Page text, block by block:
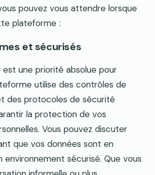
pouvez vous attendre lorsque
plateforme :
et sécurisés
une priorité absolue pour
utilise des contrôles de
des protocoles de sécurité
la protection de vos
Vous pouvez discuter
que vos données sont en
environnement sécurisé. Que vous